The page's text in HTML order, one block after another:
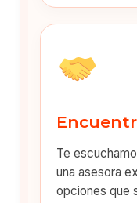
Te
una asesora
opciones que